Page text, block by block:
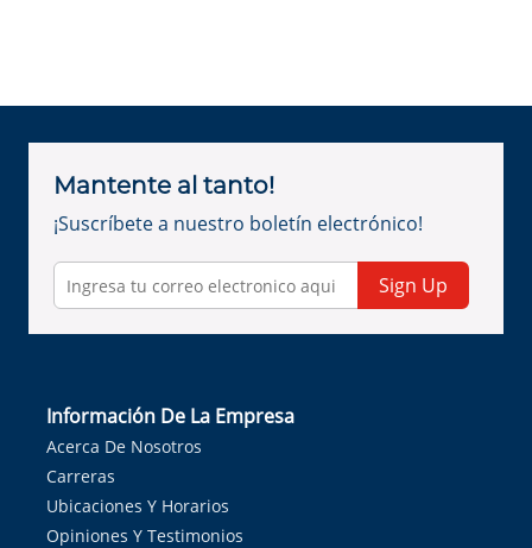
Mantente al tanto!
¡Suscríbete a nuestro boletín electrónico!
Sign Up
Información De La Empresa
Acerca De Nosotros
Carreras
Ubicaciones Y Horarios
Opiniones Y Testimonios